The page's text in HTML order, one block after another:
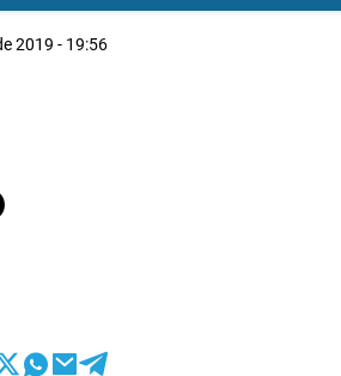
2019 - 19:56